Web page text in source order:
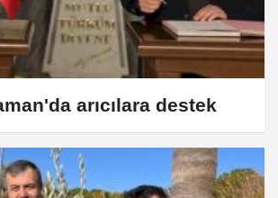
arıcılara destek